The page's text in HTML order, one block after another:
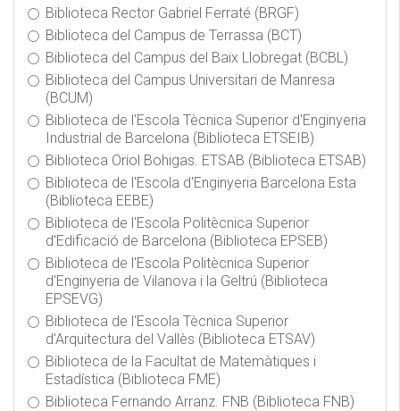
Biblioteca Rector Gabriel Ferraté (BRGF)
Biblioteca del Campus de Terrassa (BCT)
Biblioteca del Campus del Baix Llobregat (BCBL)
Biblioteca del Campus Universitari de Manresa
(BCUM)
Biblioteca de l'Escola Tècnica Superior d'Enginyeria
Industrial de Barcelona (Biblioteca ETSEIB)
Biblioteca Oriol Bohigas. ETSAB (Biblioteca ETSAB)
Biblioteca de l'Escola d'Enginyeria Barcelona Esta
(Biblioteca EEBE)
Biblioteca de l'Escola Politècnica Superior
d'Edificació de Barcelona (Biblioteca EPSEB)
Biblioteca de l'Escola Politècnica Superior
d'Enginyeria de Vilanova i la Geltrú (Biblioteca
EPSEVG)
Biblioteca de l'Escola Tècnica Superior
d'Arquitectura del Vallès (Biblioteca ETSAV)
Biblioteca de la Facultat de Matemàtiques i
Estadística (Biblioteca FME)
Biblioteca Fernando Arranz. FNB (Biblioteca FNB)